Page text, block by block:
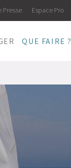
Presse Espace Pro
QUE FAIRE ?